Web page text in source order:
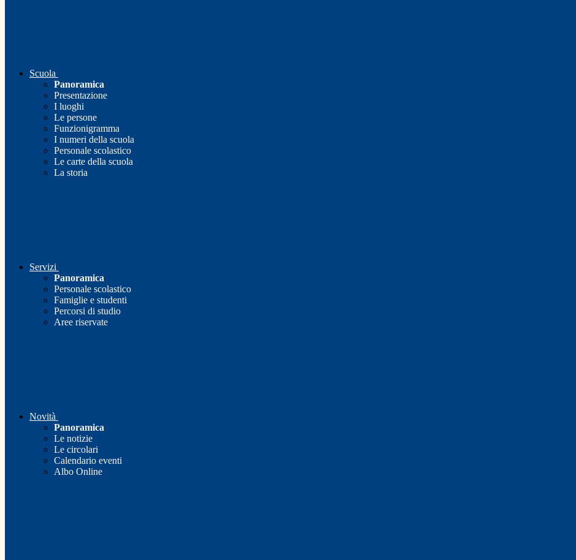
Scuola
Panoramica
Presentazione
I luoghi
Le persone
Funzionigramma
I numeri della scuola
Personale scolastico
Le carte della scuola
La storia
Servizi
Panoramica
Personale scolastico
Famiglie e studenti
Percorsi di studio
Aree riservate
Novità
Panoramica
Le notizie
Le circolari
Calendario eventi
Albo Online